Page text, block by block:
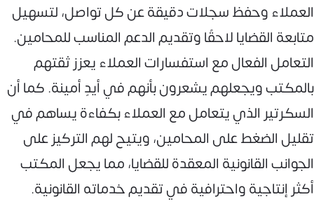
العملاء وحفظ سجلات دقيقة عن كل تواصل، لتسهيل
متابعة القضايا لاحقًا وتقديم الدعم المناسب للمحامين.
التعامل الفعال مع استفسارات العملاء يعزز ثقتهم
بالمكتب ويجعلهم يشعرون بأنهم في أيدٍ أمينة. كما أن
السكرتير الذي يتعامل مع العملاء بكفاءة يساهم في
تقليل الضغط على المحامين، ويتيح لهم التركيز على
الجوانب القانونية المعقدة للقضايا، مما يجعل المكتب
أكثر إنتاجية واحترافية في تقديم خدماته القانونية.